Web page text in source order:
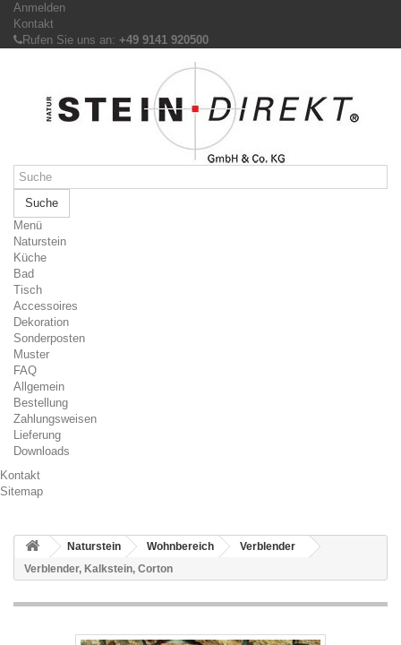
Anmelden
Kontakt
Rufen Sie uns an: +49 9141 920500
Suche
Menü
Naturstein
Küche
Bad
Tisch
Accessoires
Dekoration
Sonderposten
Muster
FAQ
Allgemein
Bestellung
Zahlungsweisen
Lieferung
Downloads
Kontakt
Sitemap
Naturstein Wohnbereich
Verblender
Verblender, Kalkstein, Corton